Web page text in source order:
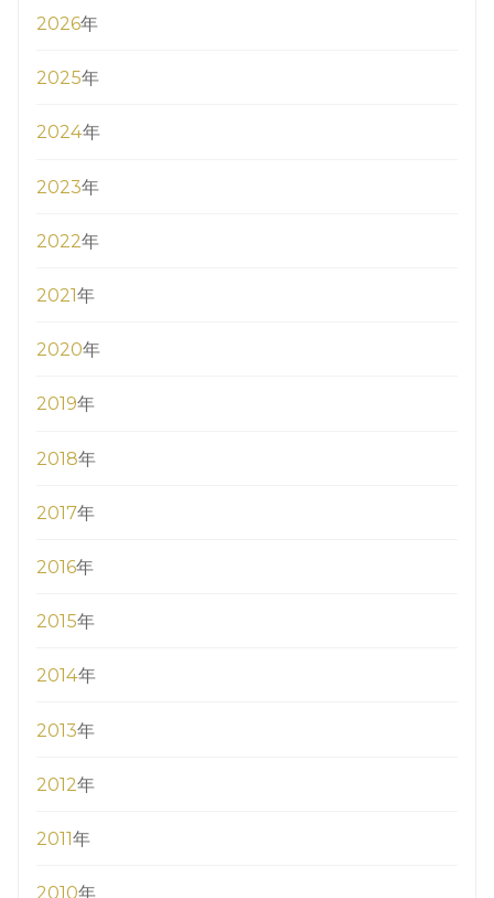
2026年
2025年
2024年
2023年
2022年
2021年
2020年
2019年
2018年
2017年
2016年
2015年
2014年
2013年
2012年
2011年
2010年